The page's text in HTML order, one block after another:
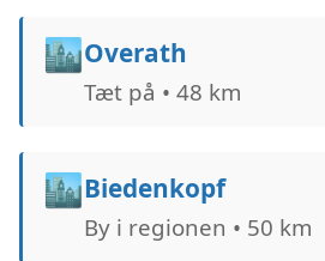
🏙️Overath
Tæt på • 48 km
🏙️Biedenkopf
By i regionen • 50 km